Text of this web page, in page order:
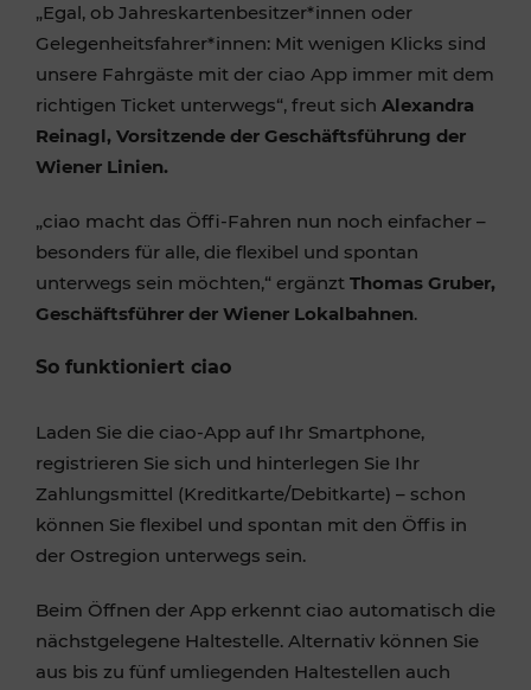
„Egal, ob Jahreskartenbesitzer*innen oder
Gelegenheitsfahrer*innen: Mit wenigen Klicks sind
unsere Fahrgäste mit der ciao App immer mit dem
richtigen Ticket unterwegs“, freut sich Alexandra
Reinagl, Vorsitzende der Geschäftsführung der
Wiener Linien.
„ciao macht das Öffi-Fahren nun noch einfacher –
besonders für alle, die flexibel und spontan
unterwegs sein möchten,“ ergänzt Thomas Gruber,
Geschäftsführer der Wiener Lokalbahnen.
So funktioniert ciao
Laden Sie die ciao-App auf Ihr Smartphone,
registrieren Sie sich und hinterlegen Sie Ihr
Zahlungsmittel (Kreditkarte/Debitkarte) – schon
können Sie flexibel und spontan mit den Öffis in
der Ostregion unterwegs sein.
Beim Öffnen der App erkennt ciao automatisch die
nächstgelegene Haltestelle. Alternativ können Sie
aus bis zu fünf umliegenden Haltestellen auch